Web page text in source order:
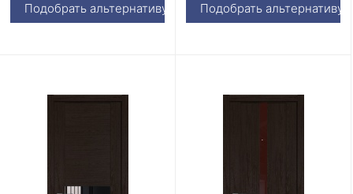
Подобрать альтернативу Подобрать альтернативу